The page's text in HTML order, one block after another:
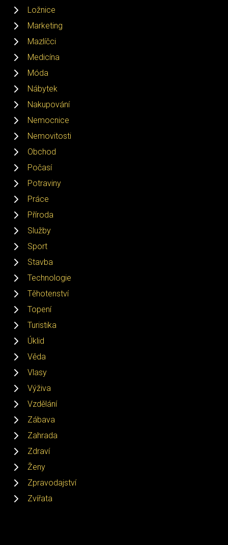
Ložnice
Marketing
Mazlíčci
Medicína
Móda
Nábytek
Nakupování
Nemocnice
Nemovitosti
Obchod
Počasí
Potraviny
Práce
Příroda
Služby
Sport
Stavba
Technologie
Těhotenství
Topení
Turistika
Úklid
Věda
Vlasy
Výživa
Vzdělání
Zábava
Zahrada
Zdraví
Ženy
Zpravodajství
Zvířata